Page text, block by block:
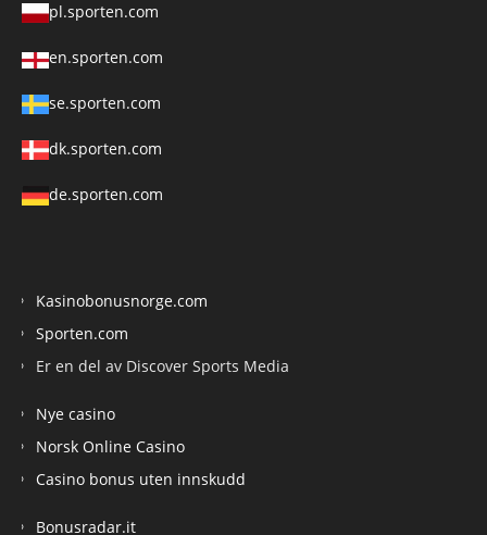
pl.sporten.com
en.sporten.com
se.sporten.com
dk.sporten.com
de.sporten.com
Kasinobonusnorge.com
Sporten.com
Er en del av Discover Sports Media
Nye casino
Norsk Online Casino
Casino bonus uten innskudd
Bonusradar.it